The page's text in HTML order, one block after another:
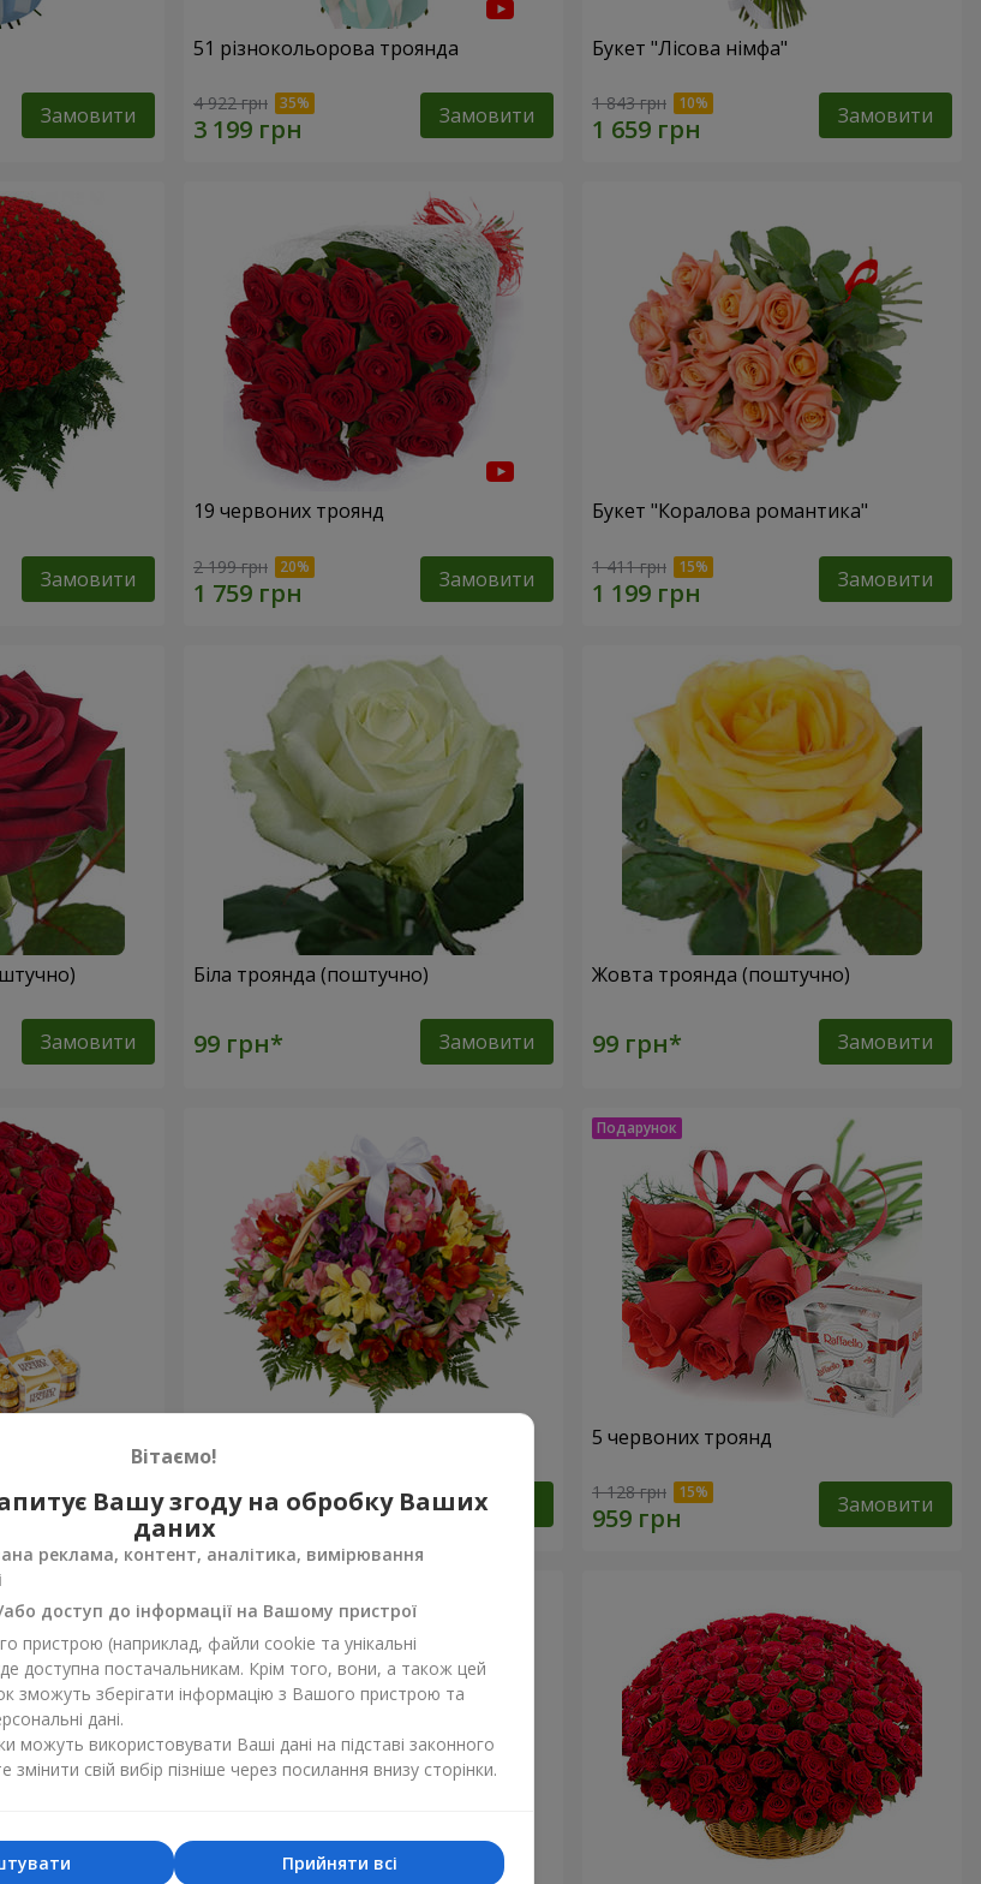
Замовити
51 різнокольорова троянда
4 922 грн Замовити
Букет "Лісова німфа"
1 843 грн Замовити
Замовити
19 червоних троянд
2 199 грн Замовити
Букет "Коралова романтика"
1 411 грн Замовити
Замовити
Біла троянда (поштучно)
Замовити
Жовта троянда (поштучно)
Замовити
Замовити 3 528 грн Замовити
5 червоних троянд
1 128 грн Замовити
Вітаємо!
Вашу згоду на обробку Ваших
даних
реклама, контент, аналітика, вимірювання
доступ до інформації на Вашому пристрої
пристрою (наприклад, файли cookie та унікальні
доступна постачальникам. Крім того, вони, а також цей
зможуть зберігати інформацію з Вашого пристрою та
дані.
можуть використовувати Ваші дані на підставі законного
змінити свій вибір пізніше через посилання внизу сторінки.
Прийняти всі